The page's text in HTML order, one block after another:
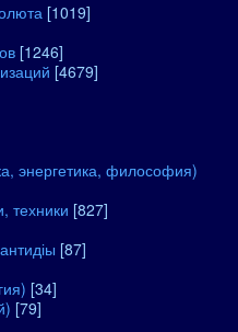
[1019]
[1246]
[4679]
энергетика, философия)
техники [827]
[87]
[34]
[79]